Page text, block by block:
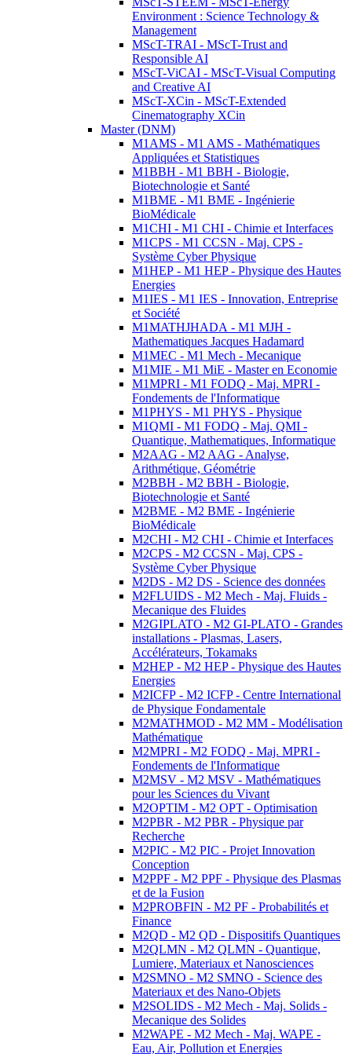
Environment : Science Technology &
Management
MScT-TRAI - MScT-Trust and
Responsible AI
MScT-ViCAI - MScT-Visual Computing
and Creative AI
MScT-XCin - MScT-Extended
Cinematography XCin
Master (DNM)
M1AMS - M1 AMS - Mathématiques
Appliquées et Statistiques
M1BBH - M1 BBH - Biologie,
Biotechnologie et Santé
M1BME - M1 BME - Ingénierie
BioMédicale
M1CHI - M1 CHI - Chimie et Interfaces
M1CPS - M1 CCSN - Maj. CPS -
Système Cyber Physique
M1HEP - M1 HEP - Physique des Hautes
Energies
M1IES - M1 IES - Innovation, Entreprise
et Société
M1MATHJHADA - M1 MJH -
Mathematiques Jacques Hadamard
M1MEC - M1 Mech - Mecanique
M1MIE - M1 MiE - Master en Economie
M1MPRI - M1 FODQ - Maj. MPRI -
Fondements de l'Informatique
M1PHYS - M1 PHYS - Physique
M1QMI - M1 FODQ - Maj. QMI -
Quantique, Mathematiques, Informatique
M2AAG - M2 AAG - Analyse,
Arithmétique, Géométrie
M2BBH - M2 BBH - Biologie,
Biotechnologie et Santé
M2BME - M2 BME - Ingénierie
BioMédicale
M2CHI - M2 CHI - Chimie et Interfaces
M2CPS - M2 CCSN - Maj. CPS -
Système Cyber Physique
M2DS - M2 DS - Science des données
M2FLUIDS - M2 Mech - Maj. Fluids -
Mecanique des Fluides
M2GIPLATO - M2 GI-PLATO - Grandes
installations - Plasmas, Lasers,
Accélérateurs, Tokamaks
M2HEP - M2 HEP - Physique des Hautes
Energies
M2ICFP - M2 ICFP - Centre International
de Physique Fondamentale
M2MATHMOD - M2 MM - Modélisation
Mathématique
M2MPRI - M2 FODQ - Maj. MPRI -
Fondements de l'Informatique
M2MSV - M2 MSV - Mathématiques
pour les Sciences du Vivant
M2OPTIM - M2 OPT - Optimisation
M2PBR - M2 PBR - Physique par
Recherche
M2PIC - M2 PIC - Projet Innovation
Conception
M2PPF - M2 PPF - Physique des Plasmas
et de la Fusion
M2PROBFIN - M2 PF - Probabilités et
Finance
M2QD - M2 QD - Dispositifs Quantiques
M2QLMN - M2 QLMN - Quantique,
Lumiere, Materiaux et Nanosciences
M2SMNO - M2 SMNO - Science des
Materiaux et des Nano-Objets
M2SOLIDS - M2 Mech - Maj. Solids -
Mecanique des Solides
M2WAPE - M2 Mech - Maj. WAPE -
Eau, Air, Pollution et Energies